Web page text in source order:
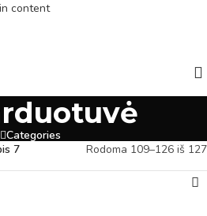
content
Categories
7 Rodoma 109–126 iš 127